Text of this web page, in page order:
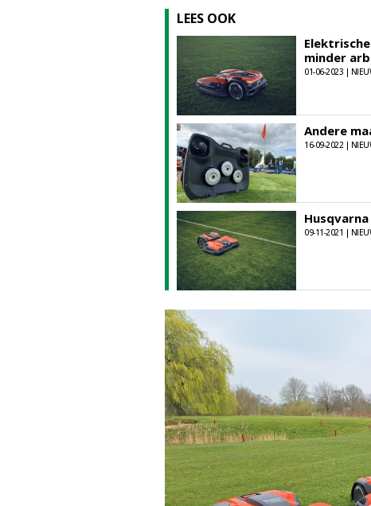
LEES OOK
minder
01-06-2023 |
Andere
16-09-2022 |
09-11-2021 |